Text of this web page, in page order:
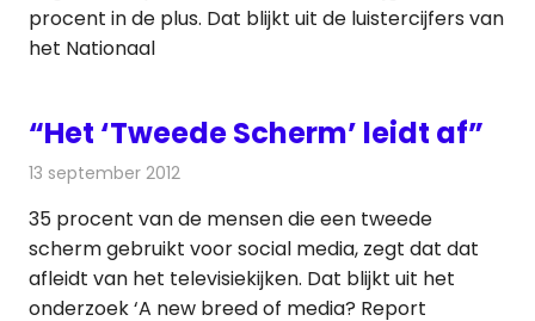
procent in de plus. Dat blijkt uit de luistercijfers van
het Nationaal
“Het ‘Tweede Scherm’ leidt af”
13 september 2012
35 procent van de mensen die een tweede
scherm gebruikt voor social media, zegt dat dat
afleidt van het televisiekijken. Dat blijkt uit het
onderzoek ‘A new breed of media? Report